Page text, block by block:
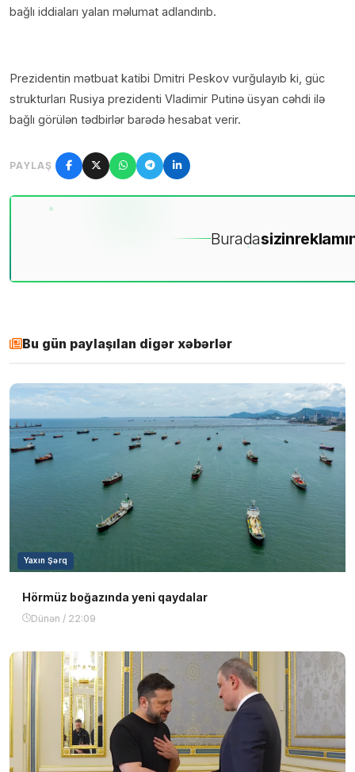
bağlı iddiaları yalan məlumat adlandırıb.
Prezidentin mətbuat katibi Dmitri Peskov vurğulayıb ki, güc
strukturları Rusiya prezidenti Vladimir Putinə üsyan cəhdi ilə
bağlı görülən tədbirlər barədə hesabat verir.
PAYLAŞ
Buradasizin
Bu gün paylaşılan digər xəbərlər
Yaxın Şərq
Hörmüz boğazında yeni qaydalar
Dünən / 22:09